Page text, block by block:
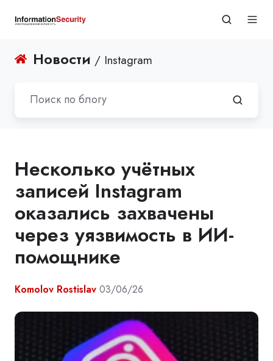
Новости / Instagram
Несколько учётных
записей Instagram
оказались захвачены
через уязвимость в ИИ-
помощнике
Komolov Rostislav 03/06/26